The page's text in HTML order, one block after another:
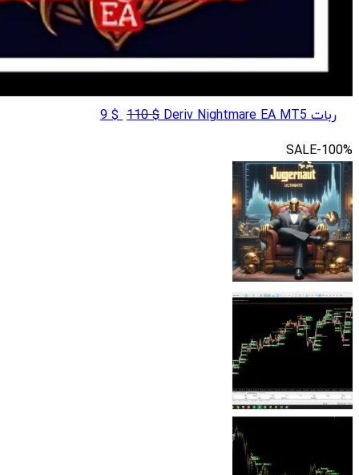
ربات Deriv Nightmare EA MT5 $
110
قیمت
$
9 قیمت
SALE-100%